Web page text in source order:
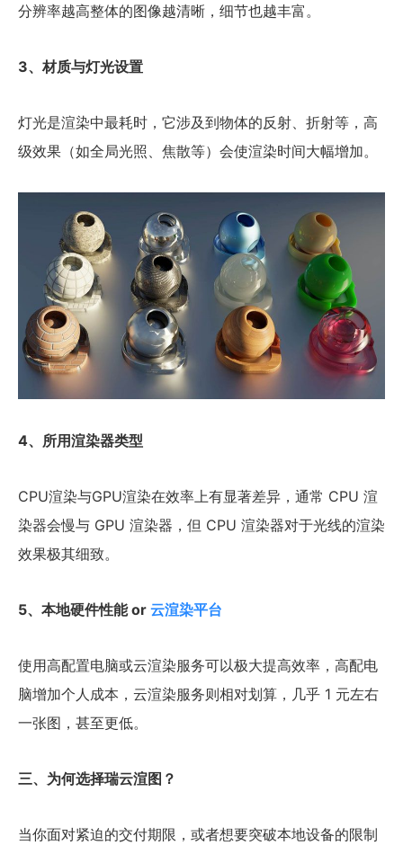
分辨率越高整体的图像越清晰，细节也越丰富。
3、材质与灯光设置
灯光是渲染中最耗时，它涉及到物体的反射、折射等，高
级效果（如全局光照、焦散等）会使渲染时间大幅增加。
4、所用渲染器类型
CPU渲染与GPU渲染在效率上有显著差异，通常 CPU 渲
染器会慢与 GPU 渲染器，但 CPU 渲染器对于光线的渲染
效果极其细致。
5、本地硬件性能 or 云渲染平台
使用高配置电脑或云渲染服务可以极大提高效率，高配电
脑增加个人成本，云渲染服务则相对划算，几乎 1 元左右
一张图，甚至更低。
三、为何选择瑞云渲图？
当你面对紧迫的交付期限，或者想要突破本地设备的限制